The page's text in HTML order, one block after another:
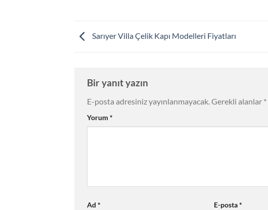
Sarıyer Villa Çelik Kapı Modelleri Fiyatları
Bir yanıt yazın
E-posta adresiniz yayınlanmayacak.Gerekli alanlar *
Yorum *
Ad * E-posta*